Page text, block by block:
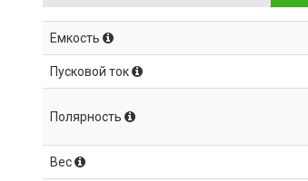
Емкость
Пусковой ток
Полярность
Вес